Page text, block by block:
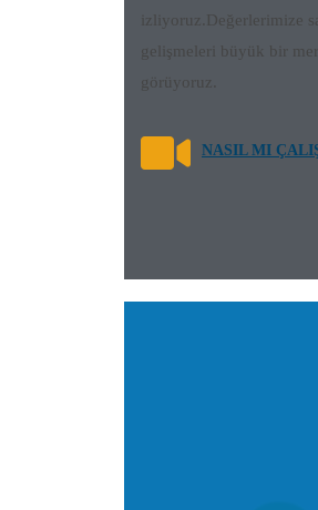
izliyoruz.Değerlerimize
gelişmeleri büyük bir
görüyoruz.
NASIL MI